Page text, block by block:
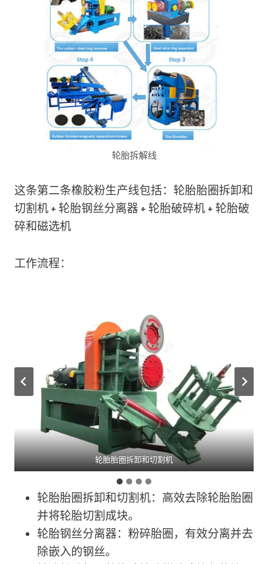
轮胎拆解线
这条第二条橡胶粉生产线包括：轮胎胎圈拆卸和
切割机 + 轮胎钢丝分离器 + 轮胎破碎机 + 轮胎破
碎和磁选机
工作流程：
轮胎胎圈拆卸和切割机
轮胎胎圈拆卸和切割机：高效去除轮胎胎圈
并将轮胎切割成块。
轮胎钢丝分离器：粉碎胎圈，有效分离并去
除嵌入的钢丝。